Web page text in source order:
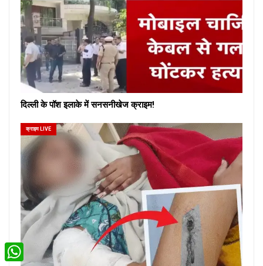
दिल्ली के पॉश इलाके में सनसनीखेज क्राइम!
क्राइम LIVE
WhatsApp